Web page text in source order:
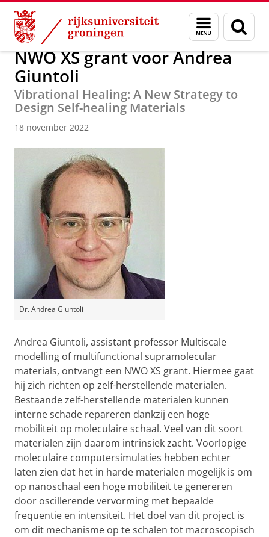
Skip
Content
Skip
Navigation
Menu
en
zoeken
Onderzoek News
NWO XS grant voor Andrea
Giuntoli
Vibrational Healing: A New Strategy to
Design Self-healing Materials
18 november 2022
Dr. Andrea Giuntoli
Andrea Giuntoli, assistant professor Multiscale
modelling of multifunctional supramolecular
materials, ontvangt een NWO XS grant. Hiermee gaat
hij zich richten op zelf-herstellende materialen.
Bestaande zelf-herstellende materialen kunnen
interne schade repareren dankzij een hoge
mobiliteit op moleculaire schaal. Veel van dit soort
materialen zijn daarom intrinsiek zacht. Voorlopige
moleculaire computersimulaties hebben echter
laten zien dat het in harde materialen mogelijk is om
op nanoschaal een hoge mobiliteit te genereren
door oscillerende vervorming met bepaalde
frequentie en intensiteit. Het doel van dit project is
om dit mechanisme op te schalen tot macroscopisch